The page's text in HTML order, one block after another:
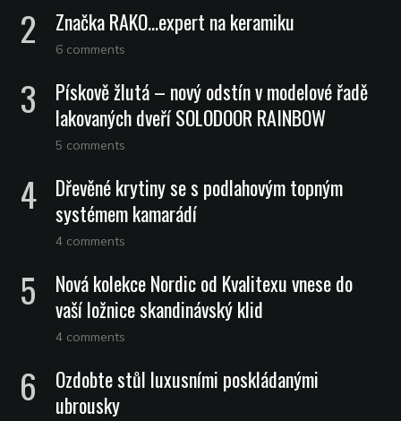
Značka RAKO…expert na keramiku
6 comments
Pískově žlutá – nový odstín v modelové řadě
lakovaných dveří SOLODOOR RAINBOW
5 comments
Dřevěné krytiny se s podlahovým topným
systémem kamarádí
4 comments
Nová kolekce Nordic od Kvalitexu vnese do
vaší ložnice skandinávský klid
4 comments
Ozdobte stůl luxusními poskládanými
ubrousky